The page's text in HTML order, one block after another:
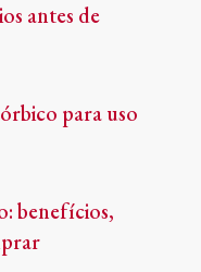
antes de
para uso
benefícios,